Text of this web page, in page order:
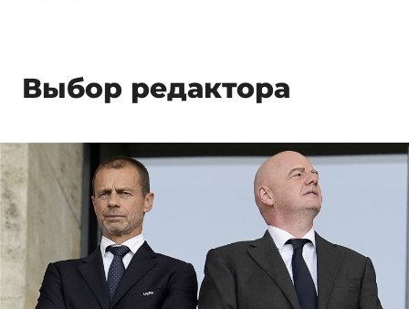
Выбор редактора